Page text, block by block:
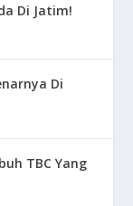
Di Jatim!
Di
TBC Yang